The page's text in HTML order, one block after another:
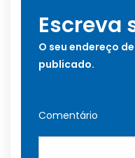
Escreva
O seu endereço
publicado.
Comentário